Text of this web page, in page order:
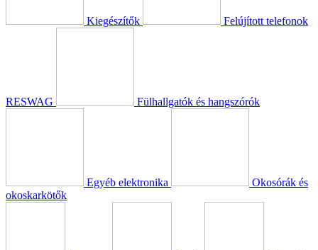
Kiegészítők Felújított telefonok
RESWAG Fülhallgatók és hangszórók
Egyéb elektronika
Okosórák és
okoskarkötők